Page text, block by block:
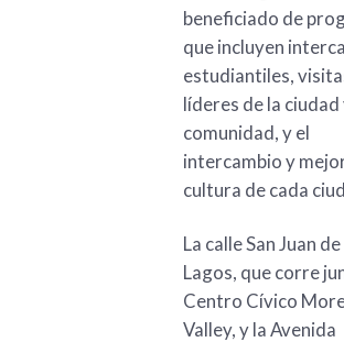
beneficiado de
que incluyen
estudiantiles,
líderes de la ciudad
comunidad, y el
intercambio y
cultura de cada
La calle San Juan
Lagos, que corre
Centro Cívico
Valley, y la Avenida